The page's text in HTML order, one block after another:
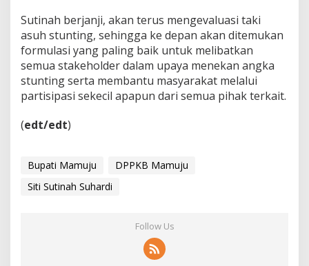
Sutinah berjanji, akan terus mengevaluasi taki
asuh stunting, sehingga ke depan akan ditemukan
formulasi yang paling baik untuk melibatkan
semua stakeholder dalam upaya menekan angka
stunting serta membantu masyarakat melalui
partisipasi sekecil apapun dari semua pihak terkait.
(edt/edt)
Bupati Mamuju
DPPKB Mamuju
Siti Sutinah Suhardi
Follow Us